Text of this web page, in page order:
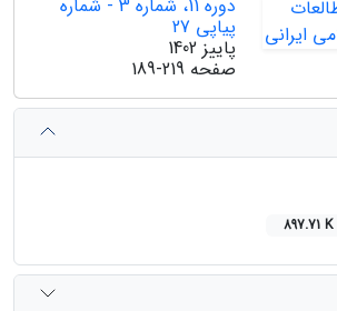
دوره 11، شماره 3 - شماره
پیاپی 27
پاییز 1402
صفحه 189-219
897.71 K